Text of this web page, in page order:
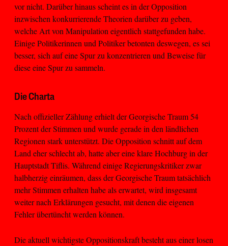
vor nicht. Darüber hinaus scheint es in der Opposition
inzwischen konkurrierende Theorien darüber zu geben,
welche Art von Manipulation eigentlich stattgefunden habe.
Einige Politikerinnen und Politiker betonten deswegen, es sei
besser, sich auf eine Spur zu konzentrieren und Beweise für
diese eine Spur zu sammeln.
Die Charta
Nach offizieller Zählung erhielt der Georgische Traum 54
Prozent der Stimmen und wurde gerade in den ländlichen
Regionen stark unterstützt. Die Opposition schnitt auf dem
Land eher schlecht ab, hatte aber eine klare Hochburg in der
Hauptstadt Tiflis. Während einige Regierungskritiker zwar
halbherzig einräumen, dass der Georgische Traum tatsächlich
mehr Stimmen erhalten habe als erwartet, wird insgesamt
weiter nach Erklärungen gesucht, mit denen die eigenen
Fehler übertüncht werden können.
Die aktuell wichtigste Oppositionskraft besteht aus einer losen